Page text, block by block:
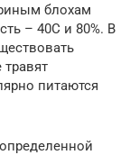
блохам
– 40С и 80%. В
питаются